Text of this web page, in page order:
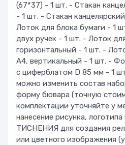
(67*37) - 1 шт. - Стакан
- 1 шт. - Стакан
Лоток для блока бумаги - 1
двух ручек - 1 шт. - Лоток
горизонтальный - 1 шт. -
А4, вертикальный - 1 шт. -
с циферблатом D 85 мм - 1
можно изменить состав
форму бювара (точную
комплектации уточняйте у
нанесение рисунка,
ТИСНЕНИЯ для создания
или цветного изображения